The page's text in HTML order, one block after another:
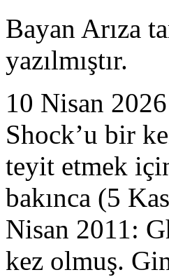
Bayan Arıza
yazılmıştır.
10 Nisan
Shock’u bir
teyit etmek
bakınca (5
Nisan 2011:
kez olmuş.